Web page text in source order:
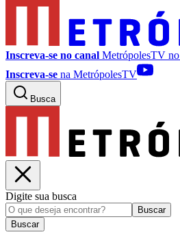
Inscreva-se no canal MetrópolesTV no
Inscreva-se na MetrópolesTV
Busca
Digite sua busca
Buscar
Buscar